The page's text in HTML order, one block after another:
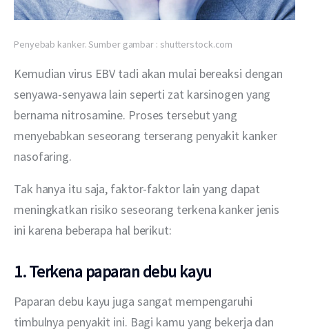
Penyebab kanker. Sumber gambar : shutterstock.com
Kemudian virus EBV tadi akan mulai bereaksi dengan
senyawa-senyawa lain seperti zat karsinogen yang
bernama nitrosamine. Proses tersebut yang
menyebabkan seseorang terserang penyakit kanker
nasofaring.
Tak hanya itu saja, faktor-faktor lain yang dapat
meningkatkan risiko seseorang terkena kanker jenis
ini karena beberapa hal berikut:
1. Terkena paparan debu kayu
Paparan debu kayu juga sangat mempengaruhi
timbulnya penyakit ini. Bagi kamu yang bekerja dan